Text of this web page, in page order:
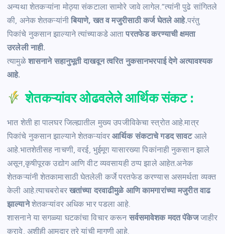
अन्यथा शेतकऱ्यांना मोठ्या संकटाला सामोरे जावे लागेल.”त्यांनी पुढे सांगितले
की, अनेक शेतकऱ्यांनीबियाणे, खत व मजुरीसाठी कर्ज घेतले आहे.परंतु
पिकांचे नुकसान झाल्याने त्यांच्याकडे आतापरतफेड करण्याची क्षमता
उरलेली नाही.
त्यामुळे शासनाने सहानुभूती दाखवून त्वरित नुकसानभरपाई देणे अत्यावश्यक
आहे.
शेतकऱ्यांवर ओढवलेले आर्थिक संकट :
भात शेती हा पालघर जिल्ह्यातील मुख्य उपजीविकेचा स्त्रोत आहे.मात्र
पिकांचे नुकसान झाल्याने शेतकऱ्यांवरआर्थिक संकटाचे गडद सावटआले
आहे.भातशेतीसह नाचणी, वरई, भुईमूग यासारख्या पिकांनाही नुकसान झाले
असून,कृषीपूरक उद्योग आणि वीट व्यवसायही ठप्प झाले आहेत.अनेक
शेतकऱ्यांनी शेतकामासाठी घेतलेली कर्जे परतफेड करण्यास असमर्थता व्यक्त
केली आहे.त्याचबरोबरखतांच्या दरवाढीमुळे आणि कामगारांच्या मजुरीत वाढ
झाल्यानेशेतकऱ्यांवर अधिक भार पडला आहे.
शासनाने या सगळ्या घटकांचा विचार करून सर्वसमावेशक मदत पॅकेजजाहीर
करावे, अशीही आमदार तरे यांची मागणी आहे.